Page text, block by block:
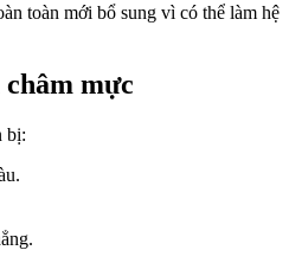
toàn mới bổ sung vì có thể làm hệ
mực
bị: